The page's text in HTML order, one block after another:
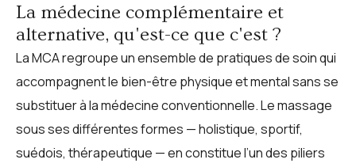
La médecine complémentaire et
alternative, qu'est-ce que c'est ?
La MCA regroupe un ensemble de pratiques de soin qui
accompagnent le bien-être physique et mental sans se
substituer à la médecine conventionnelle. Le massage
sous ses différentes formes — holistique, sportif,
suédois, thérapeutique — en constitue l’un des piliers